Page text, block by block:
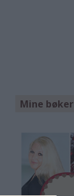
Mine bøker